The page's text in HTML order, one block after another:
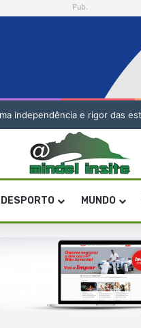
Pub.
independência e rigor das
DESPORTO MUNDO